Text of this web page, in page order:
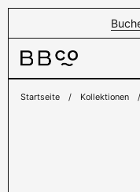
Startseite / Kollektionen /